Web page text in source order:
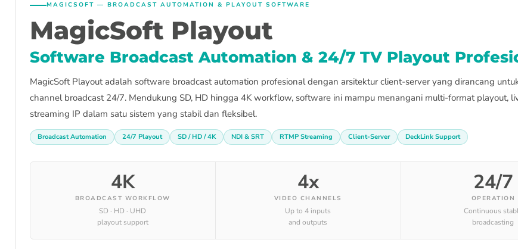
MAGICSOFT — BROADCAST AUTOMATION & PLAYOUT SOFTWARE
MagicSoft Playout
Software Broadcast Automation & 24/7 TV Playout
MagicSoft Playout adalah software broadcast automation profesional dengan arsitektur client-server yang dirancang
channel broadcast 24/7. Mendukung SD, HD hingga 4K workflow, software ini mampu menangani multi-format playout,
streaming IP dalam satu sistem yang stabil dan fleksibel.
Broadcast Automation 24/7 Playout SD / HD / 4K NDI & SRT RTMP Streaming Client-Server DeckLink Support
4K
BROADCAST WORKFLOW
SD · HD · UHD
playout support
4x
VIDEO CHANNELS
Up to 4 inputs
and outputs
24/7
OPERATION
Continuous
broadcasting